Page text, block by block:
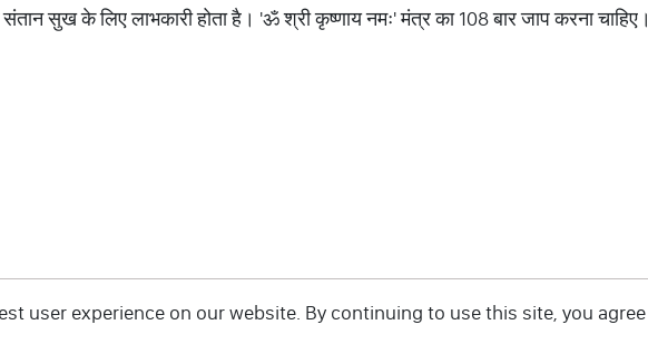
संतान सुख के लिए लाभकारी होता है। 'ॐ श्री कृष्णाय नमः' मंत्र का 108 बार जाप करना
user experience on our website. By continuing to use this site, you